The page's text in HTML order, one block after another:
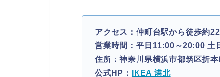
アクセス：仲町台駅から徒歩約
営業時間：平日11:00～20:00 土
住所：神奈川県横浜市都筑区折
公式HP：
IKEA 港北